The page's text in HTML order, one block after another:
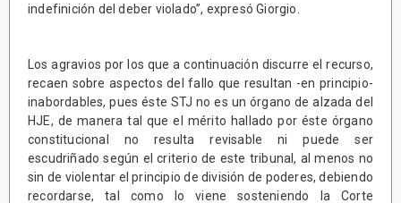
indefinición del deber violado”, expresó Giorgio.
Los agravios por los que a continuación discurre el recurso,
recaen sobre aspectos del fallo que resultan -en principio-
inabordables, pues éste STJ no es un órgano de alzada del
HJE, de manera tal que el mérito hallado por éste órgano
constitucional no resulta revisable ni puede ser
escudriñado según el criterio de este tribunal, al menos no
sin de violentar el principio de división de poderes, debiendo
recordarse, tal como lo viene sosteniendo la Corte